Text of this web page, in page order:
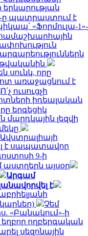
երկարության
ը պատրաստում է
«Ֆորմուլա-1»-
սունկ, որը
առաջացնում է
Ո՛չ ուսուցչի
իդեալական
երգեցիկ
մարդկային լեզվի
է սապատավոր
9-ի
աստղերն այսօր
Արգամ
է
Չեմ
«Բանակում»-ի
ողբերգական
սեզոնային